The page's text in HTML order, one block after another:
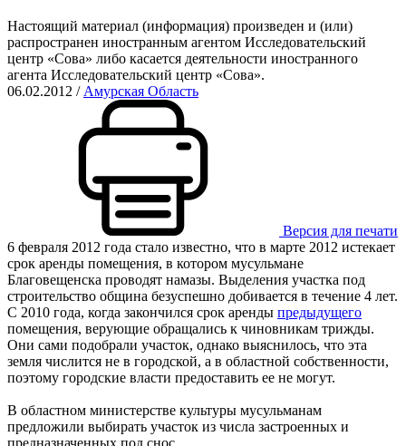
Настоящий материал (информация) произведен и (или)
распространен иностранным агентом Исследовательский
центр «Сова» либо касается деятельности иностранного
агента Исследовательский центр «Сова».
06.02.2012 / Амурская Область
Версия для печати
6 февраля 2012 года стало известно, что в марте 2012 истекает
срок аренды помещения, в котором мусульмане
Благовещенска проводят намазы. Выделения участка под
строительство община безуспешно добивается в течение 4 лет.
С 2010 года, когда закончился срок аренды предыдущего
помещения, верующие обращались к чиновникам трижды.
Они сами подобрали участок, однако выяснилось, что эта
земля числится не в городской, а в областной собственности,
поэтому городские власти предоставить ее не могут.
В областном министерстве культуры мусульманам
предложили выбирать участок из числа застроенных и
предназначенных под снос.